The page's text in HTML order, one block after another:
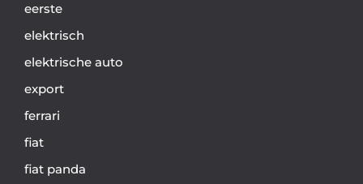
eerste
elektrisch
elektrische auto
export
ferrari
fiat
fiat panda